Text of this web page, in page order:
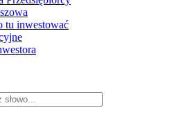
tu inwestować